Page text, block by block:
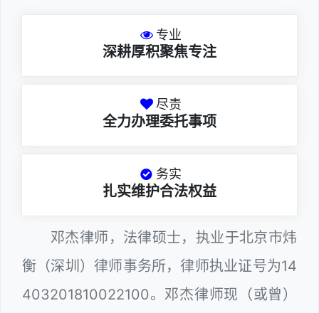
专业
深耕厚积聚焦专注
尽责
全力办理委托事项
务实
扎实维护合法权益
邓杰律师，法律硕士，执业于北京市炜
衡（深圳）律师事务所，律师执业证号为14
403201810022100。邓杰律师现（或曾）